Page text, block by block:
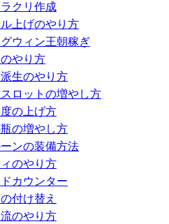
クリ作成
上げのやり方
ウィン王朝稼ぎ
やり方
生のやり方
ロットの増やし方
の上げ方
の増やし方
ンの装備方法
のやり方
カウンター
付け替え
のやり方